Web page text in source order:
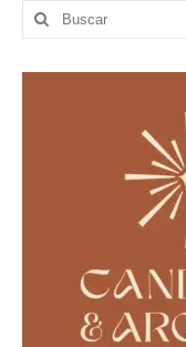
Buscar
por: